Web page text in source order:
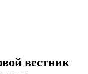
вестник